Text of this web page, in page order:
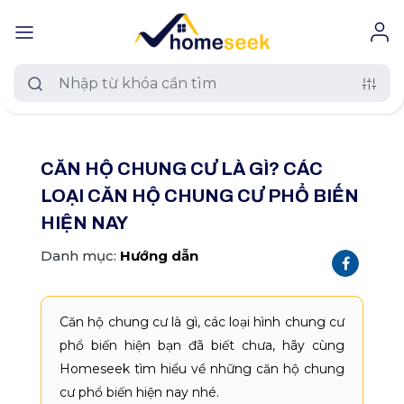
Loại nhà đất
Tất cả nhà đất
Căn hộ chung cư
Nhà riêng
Nhà biệt thự, liền kề
Nhà mặt phố
Khu vực
Trên toàn quốc
An Giang
Hồ Chí Minh
Hà Nội
Tất cả mức giá
≤ 500 triệu
Diện tích
Tất cả diện tích
≤ 120 m2
Dự án
Tất cả dự án
CĂN HỘ CHUNG CƯ LÀ GÌ? CÁC
LOẠI CĂN HỘ CHUNG CƯ PHỔ BIẾN
HIỆN NAY
Danh mục: Hướng dẫn
Căn hộ chung cư là gì, các loại hình chung cư
phổ biến hiện bạn đã biết chưa, hãy cùng
Homeseek tìm hiểu về những căn hộ chung
cư phổ biến hiện nay nhé.